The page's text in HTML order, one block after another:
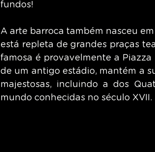
fundos!
A arte barroca também nasceu
está repleta de grandes praças
famosa é provavelmente a
de um antigo estádio, mantém a
majestosas, incluindo a dos
mundo conhecidas no século XVII.